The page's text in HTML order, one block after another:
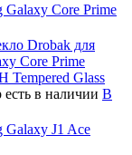
Galaxy Core Prime
Drobak для
Core Prime
Tempered Glass
есть в наличии В
Galaxy J1 Ace